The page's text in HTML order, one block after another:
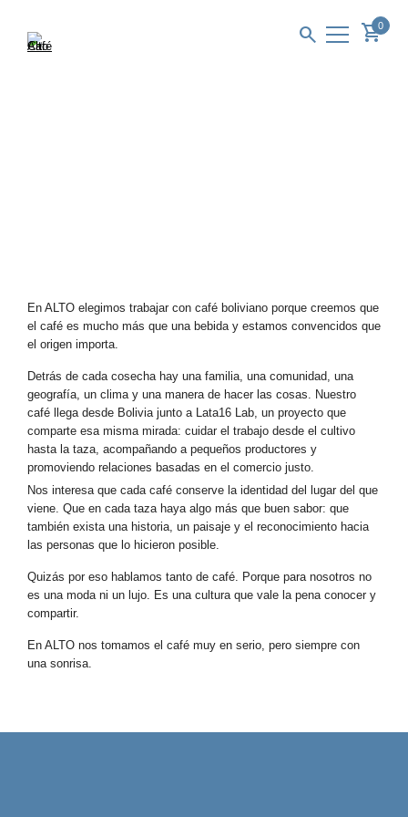
contenido
search 0
shopping_cart
En ALTO elegimos trabajar con café boliviano porque creemos que
el café es mucho más que una bebida y estamos convencidos que
el origen importa.
Detrás de cada cosecha hay una familia, una comunidad, una
geografía, un clima y una manera de hacer las cosas. Nuestro
café llega desde Bolivia junto a Lata16 Lab, un proyecto que
comparte esa misma mirada: cuidar el trabajo desde el cultivo
hasta la taza, acompañando a pequeños productores y
promoviendo relaciones basadas en el comercio justo.
Nos interesa que cada café conserve la identidad del lugar del que
viene. Que en cada taza haya algo más que buen sabor: que
también exista una historia, un paisaje y el reconocimiento hacia
las personas que lo hicieron posible.
Quizás por eso hablamos tanto de café. Porque para nosotros no
es una moda ni un lujo. Es una cultura que vale la pena conocer y
compartir.
En ALTO nos tomamos el café muy en serio, pero siempre con
una sonrisa.